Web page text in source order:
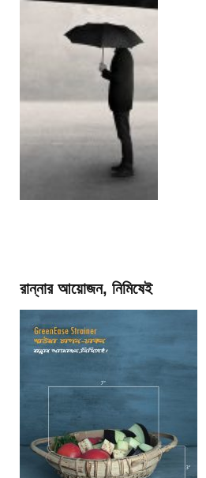
রান্নার আয়োজন, নিমিষেই